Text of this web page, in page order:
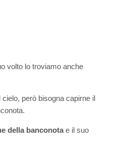
volto lo troviamo anche
però bisogna capirne il
della banconotae il suo